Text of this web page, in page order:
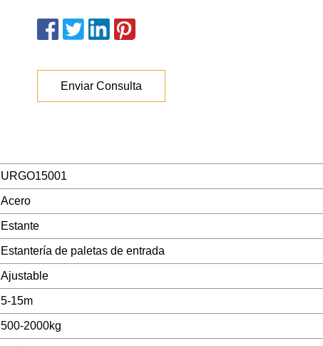
Enviar Consulta
URGO15001
Acero
Estante
Estantería de paletas de entrada
Ajustable
5-15m
500-2000kg